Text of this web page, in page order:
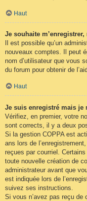
Haut
Je souhaite
Il est possible qu’un
nouveaux comptes. Il peut
nom d’utilisateur que vous
du forum pour obtenir de
Haut
Je suis enregistré mais je
Vérifiez, en premier, votre
sont corrects, il y a deux
Si la gestion COPPA est
ans lors de
reçues par courriel.
toute nouvelle création de
administrateur avant que
est indiquée lors de
suivez ses instructions.
Si vous n’avez pas reçu